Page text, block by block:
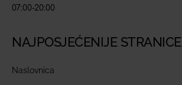
07:00-20:00
NAJPOSJEĆENIJE STRANICE
Naslovnica